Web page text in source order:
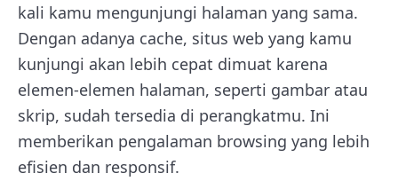
kali kamu mengunjungi halaman yang sama.
Dengan adanya cache, situs web yang kamu
kunjungi akan lebih cepat dimuat karena
elemen-elemen halaman, seperti gambar atau
skrip, sudah tersedia di perangkatmu. Ini
memberikan pengalaman browsing yang lebih
efisien dan responsif.